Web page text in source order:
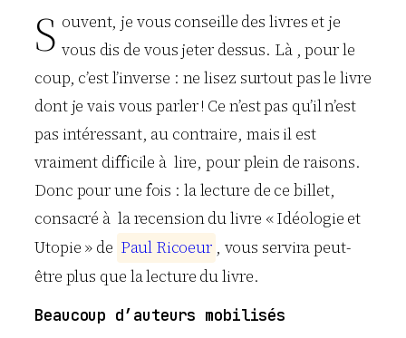
S ouvent, je vous conseille des livres et je
vous dis de vous jeter dessus. Là , pour le
coup, c’est l’inverse : ne lisez surtout pas le livre
dont je vais vous parler ! Ce n’est pas qu’il n’est
pas intéressant, au contraire, mais il est
vraiment difficile à lire, pour plein de raisons.
Donc pour une fois : la lecture de ce billet,
consacré à la recension du livre « Idéologie et
Utopie » de Paul Ricoeur , vous servira peut-
être plus que la lecture du livre.
Beaucoup d’auteurs mobilisés